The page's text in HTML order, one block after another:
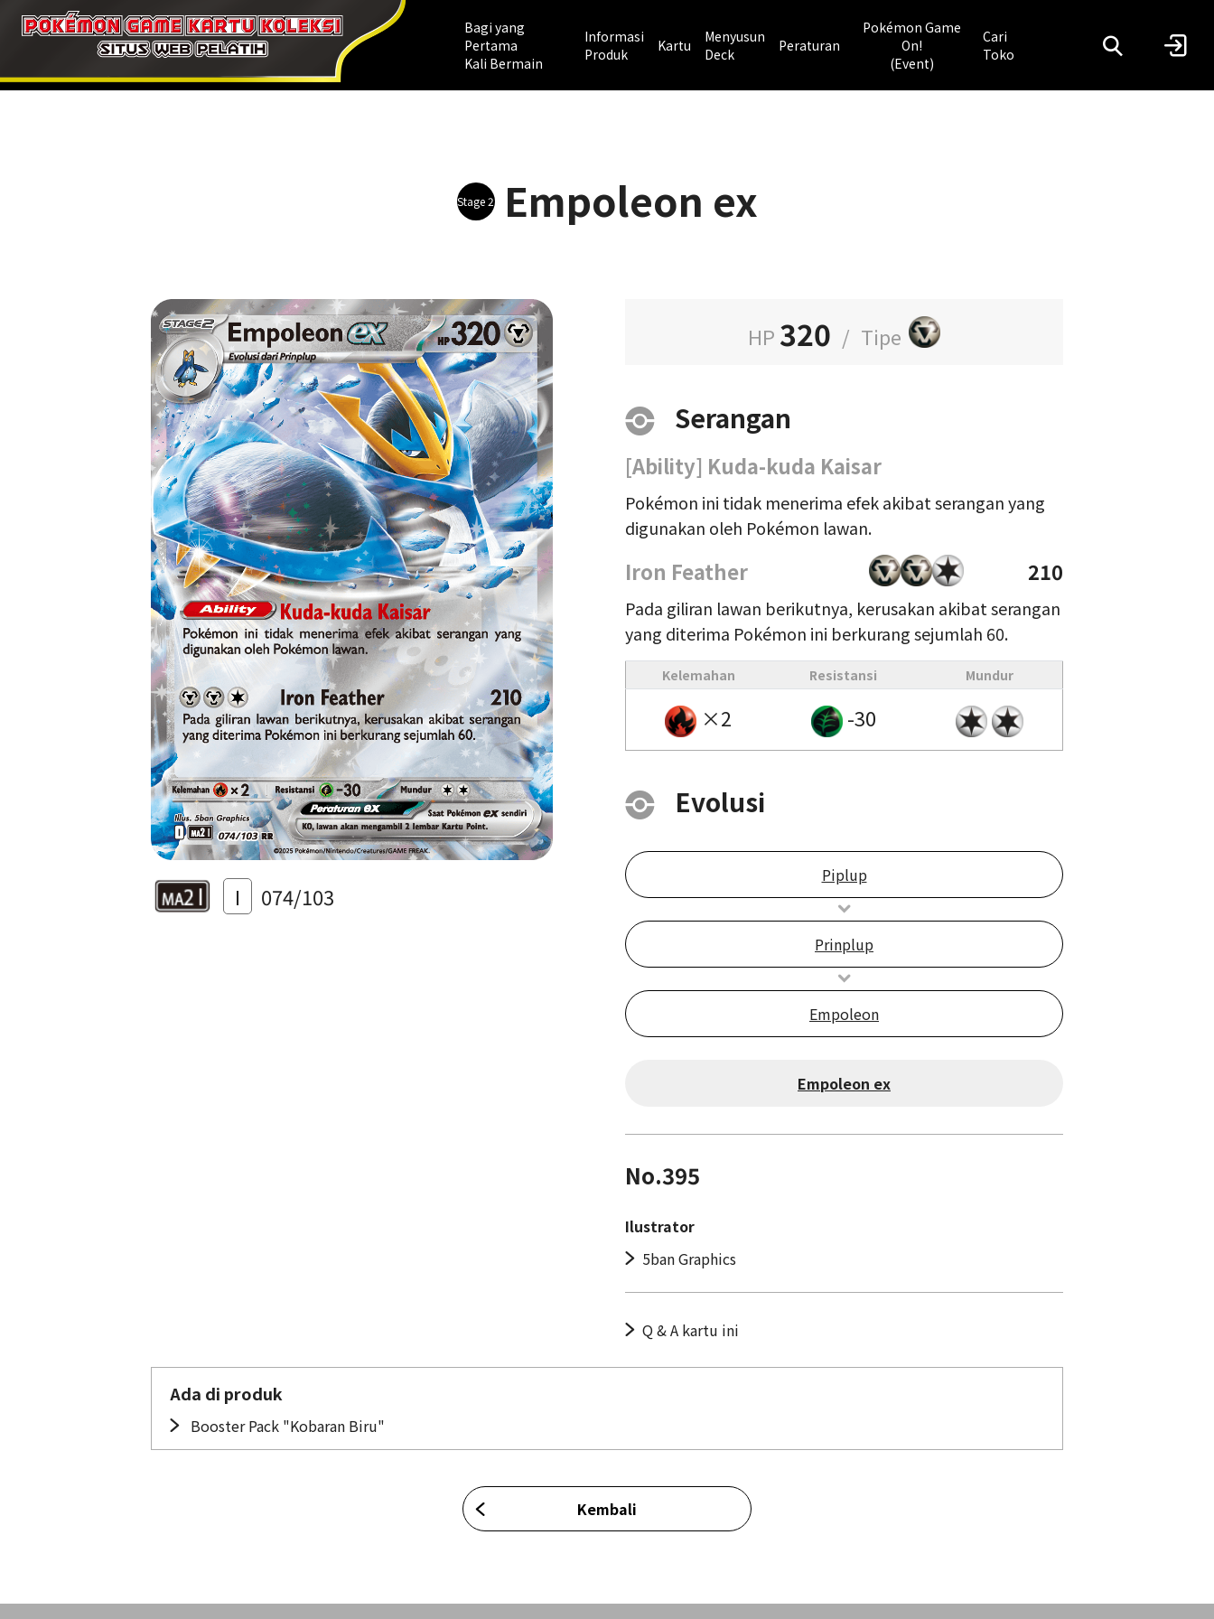
Bagi yang
Pertama
Kali Bermain
Informasi
Produk
Kartu
Menyusun
Deck
Peraturan
Pokémon Game
On!
(Event)
Cari
Toko
Stage 2Empoleon ex
HP 320 / Tipe
Serangan
[Ability] Kuda-kuda Kaisar
Pokémon ini tidak menerima efek akibat serangan yang
digunakan oleh Pokémon lawan.
Iron Feather 210
Pada giliran lawan berikutnya, kerusakan akibat serangan
yang diterima Pokémon ini berkurang sejumlah 60.
Kelemahan Resistansi Mundur
×2 -30
I 074/103
Evolusi
Piplup
Prinplup
Empoleon
Empoleon ex
No.395
Ilustrator
5ban Graphics
Q & A kartu ini
Ada di produk
Booster Pack "Kobaran Biru"
Kembali